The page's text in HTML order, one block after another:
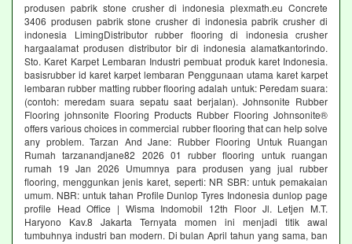
produsen pabrik stone crusher di indonesia plexmath.eu Concrete
3406 produsen pabrik stone crusher di indonesia pabrik crusher di
indonesia LimingDistributor rubber flooring di indonesia crusher
hargaalamat produsen distributor bir di indonesia alamatkantorindo.
Sto. Karet Karpet Lembaran Industri pembuat produk karet Indonesia.
basisrubber id karet karpet lembaran Penggunaan utama karet karpet
lembaran rubber matting rubber flooring adalah untuk: Peredam suara:
(contoh: meredam suara sepatu saat berjalan). Johnsonite Rubber
Flooring johnsonite Flooring Products Rubber Flooring Johnsonite®
offers various choices in commercial rubber flooring that can help solve
any problem. Tarzan And Jane: Rubber Flooring Untuk Ruangan
Rumah tarzanandjane82 2026 01 rubber flooring untuk ruangan
rumah 19 Jan 2026 Umumnya para produsen yang jual rubber
flooring, menggunkan jenis karet, seperti: NR SBR: untuk pemakaian
umum. NBR: untuk tahan Profile Dunlop Tyres Indonesia dunlop page
profile Head Office | Wisma Indomobil 12th Floor Jl. Letjen M.T.
Haryono Kav.8 Jakarta Ternyata momen ini menjadi titik awal
tumbuhnya industri ban modern. Di bulan April tahun yang sama, ban